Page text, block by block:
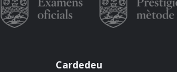
Cardedeu